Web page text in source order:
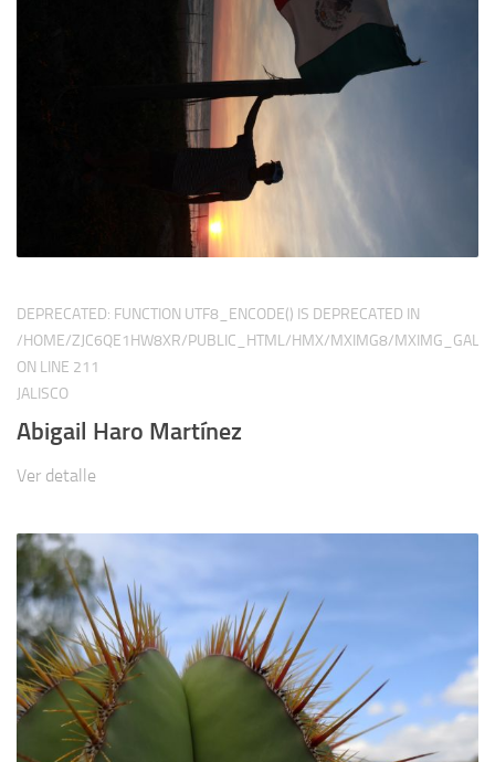
DEPRECATED: FUNCTION UTF8_ENCODE() IS DEPRECATED IN
/HOME/ZJC6QE1HW8XR/PUBLIC_HTML/HMX/MXIMG8/
ON LINE 211
JALISCO
Abigail Haro Martínez
Ver detalle